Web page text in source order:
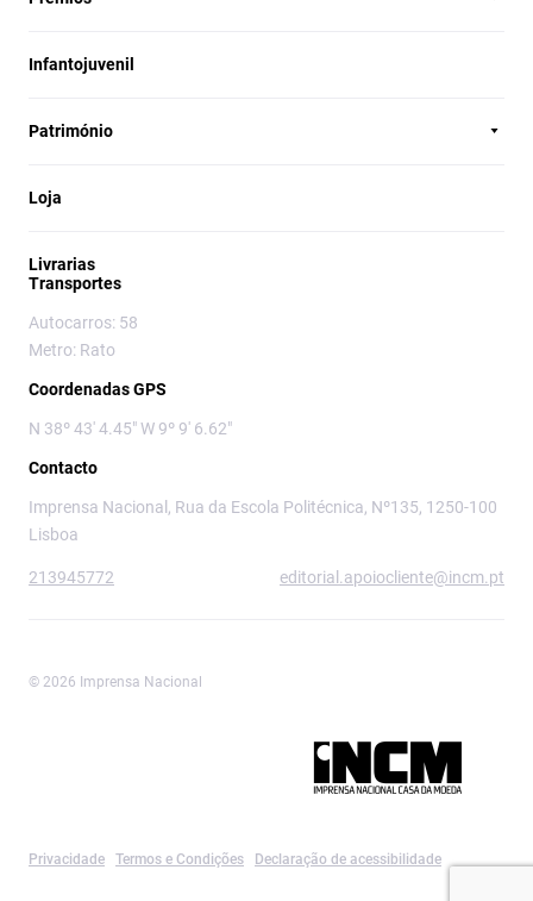
Infantojuvenil
Património
Loja
Livrarias
Transportes
Autocarros: 58
Metro: Rato
Coordenadas GPS
N 38º 43' 4.45" W 9º 9' 6.62"
Contacto
Imprensa Nacional, Rua da Escola Politécnica, Nº135, 1250-100
Lisboa
213945772 editorial.apoiocliente@incm.pt
© 2026 Imprensa Nacional
Privacidade Termos e Condições Declaração de acessibilidade